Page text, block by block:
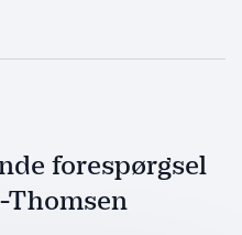
forespørgsel
Thomsen